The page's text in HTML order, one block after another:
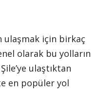
ulaşmak için birkaç
olarak bu yolların
ulaştıktan
en popüler yol